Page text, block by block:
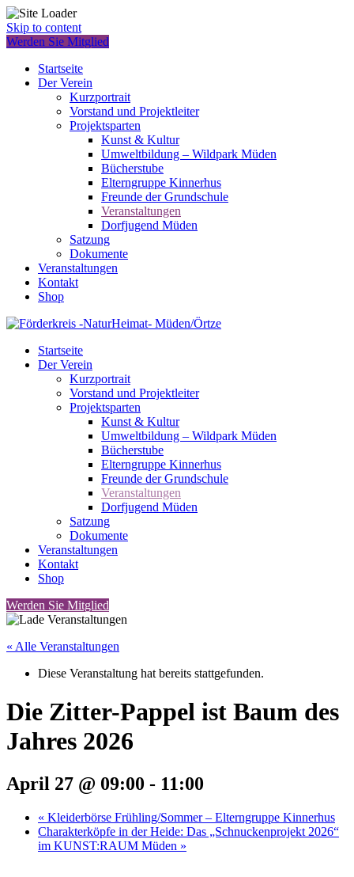
Skip to content
Werden Sie Mitglied
Startseite
Der Verein
Kurzportrait
Vorstand und Projektleiter
Projektsparten
Kunst & Kultur
Umweltbildung – Wildpark Müden
Bücherstube
Elterngruppe Kinnerhus
Freunde der Grundschule
Veranstaltungen
Dorfjugend Müden
Satzung
Dokumente
Veranstaltungen
Kontakt
Shop
Startseite
Der Verein
Kurzportrait
Vorstand und Projektleiter
Projektsparten
Kunst & Kultur
Umweltbildung – Wildpark Müden
Bücherstube
Elterngruppe Kinnerhus
Freunde der Grundschule
Veranstaltungen
Dorfjugend Müden
Satzung
Dokumente
Veranstaltungen
Kontakt
Shop
Werden Sie Mitglied
« Alle Veranstaltungen
Diese Veranstaltung hat bereits stattgefunden.
Die Zitter-Pappel ist Baum des
Jahres 2026
April 27 @ 09:00 - 11:00
« Kleiderbörse Frühling/Sommer – Elterngruppe Kinnerhus
Charakterköpfe in der Heide: Das „Schnuckenprojekt 2026“
im KUNST:RAUM Müden »